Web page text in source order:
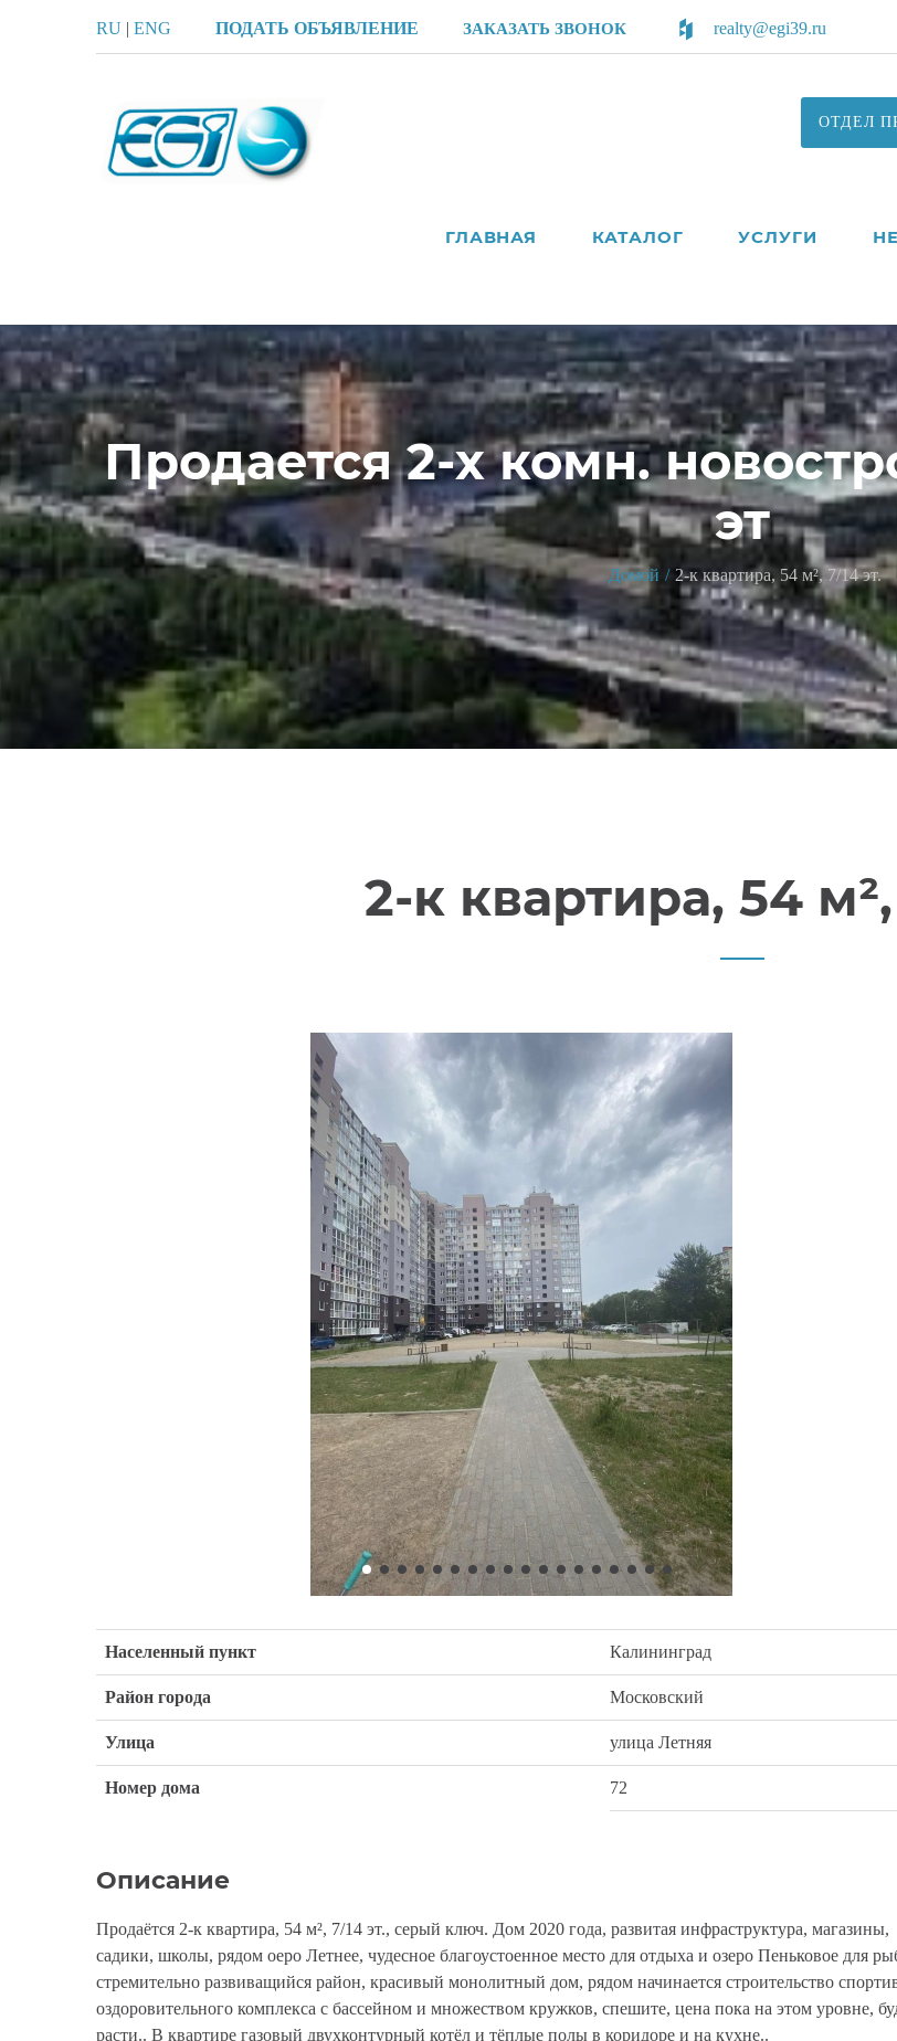
RU | ENG ПОДАТЬ ОБЪЯВЛЕНИЕ ЗАКАЗАТЬ ЗВОНОК realty@egi39.ru
ОТДЕЛ
ГЛАВНАЯ КАТАЛОГ УСЛУГИ
Продается 2-х комн.
эт
Домой 2-к квартира, 54 м², 7/14 эт.
2-к квартира, 54
Населенный пункт Калининград
Район города Московский
Улица улица Летняя
Номер дома 72
Описание
Продаётся 2-к квартира, 54 м², 7/14 эт., серый ключ. Дом 2020 года, развитая инфраструктура, магазины,
садики, школы, рядом оеро Летнее, чудесное благоустоенное место для отдыха и озеро Пеньковое для
стремительно развиващийся район, красивый монолитный дом, рядом начинается строительство
оздоровительного комплекса с бассейном и множеством кружков, спешите, цена пока на этом уровне,
расти.. В квартире газовый двухконтурный котёл и тёплые полы в коридоре и на кухне..